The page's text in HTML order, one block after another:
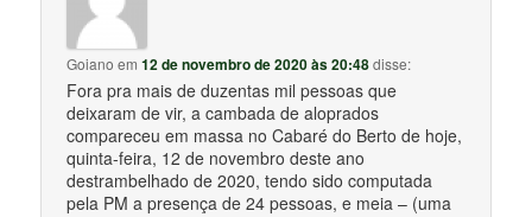
Goiano em12 de novembro de 2020 às 20:48disse:
Fora pra mais de duzentas mil pessoas que
deixaram de vir, a cambada de aloprados
compareceu em massa no Cabaré do Berto de hoje,
quinta-feira, 12 de novembro deste ano
destrambelhado de 2020, tendo sido computada
pela PM a presença de 24 pessoas, e meia – (uma